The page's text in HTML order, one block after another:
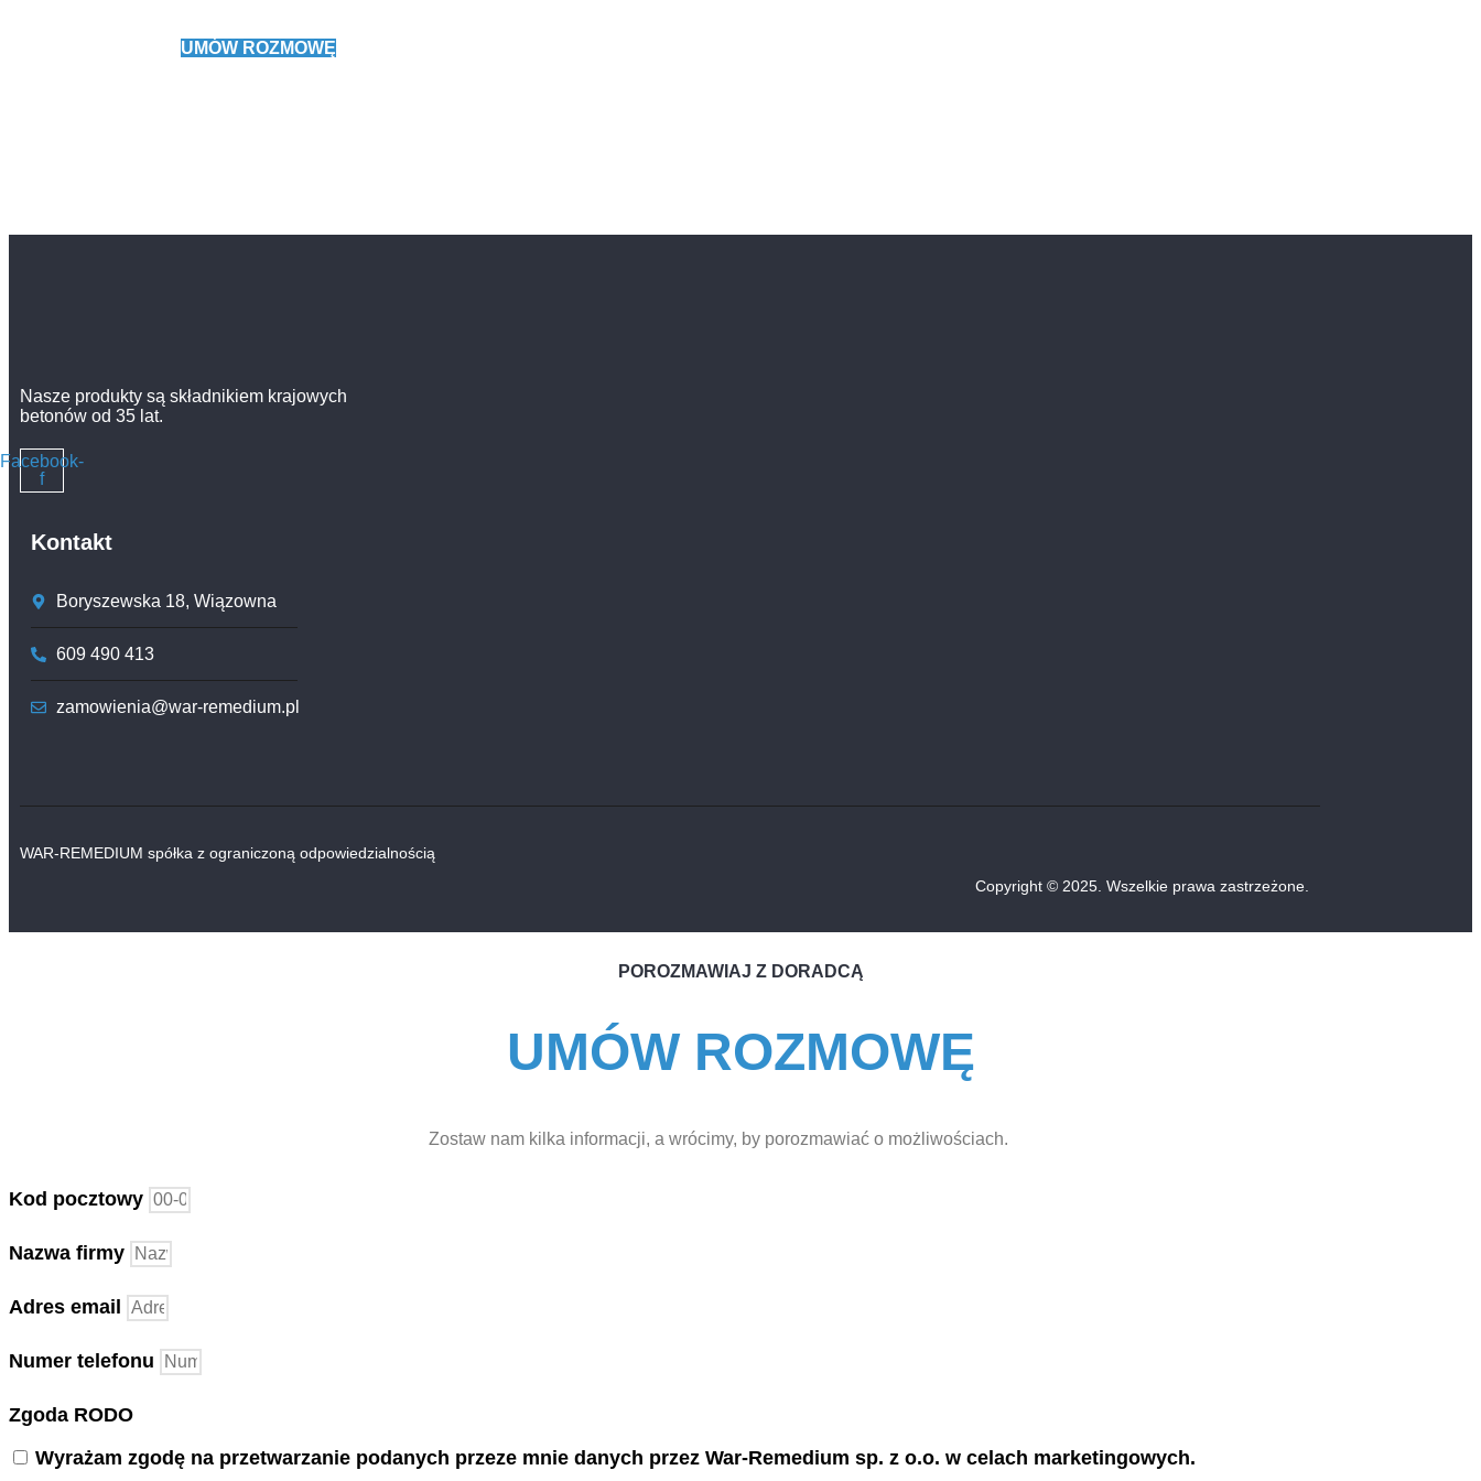
UMÓW ROZMOWĘ
Nasze produkty są składnikiem krajowych
betonów od 35 lat.
Facebook-
f
Kontakt
Boryszewska 18, Wiązowna
609 490 413
zamowienia@war-remedium.pl
WAR-REMEDIUM spółka z ograniczoną odpowiedzialnością
Copyright © 2025. Wszelkie prawa zastrzeżone.
POROZMAWIAJ Z DORADCĄ
UMÓW ROZMOWĘ
Zostaw nam kilka informacji, a wrócimy, by porozmawiać o możliwościach.
Kod pocztowy
Nazwa firmy
Adres email
Numer telefonu
Zgoda RODO
Wyrażam zgodę na przetwarzanie podanych przeze mnie danych przez War-Remedium sp. z o.o. w celach marketingowych.